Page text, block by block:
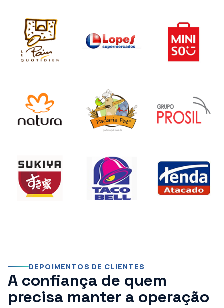
DEPOIMENTOS DE CLIENTES
A confiança de quem
precisa manter a operação